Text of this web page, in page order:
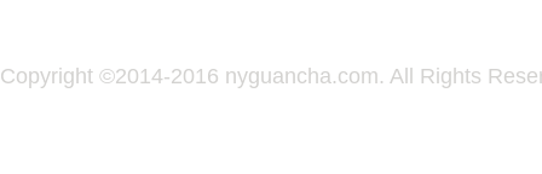
Copyright ©2014-2016 nyguancha.com. All Rights